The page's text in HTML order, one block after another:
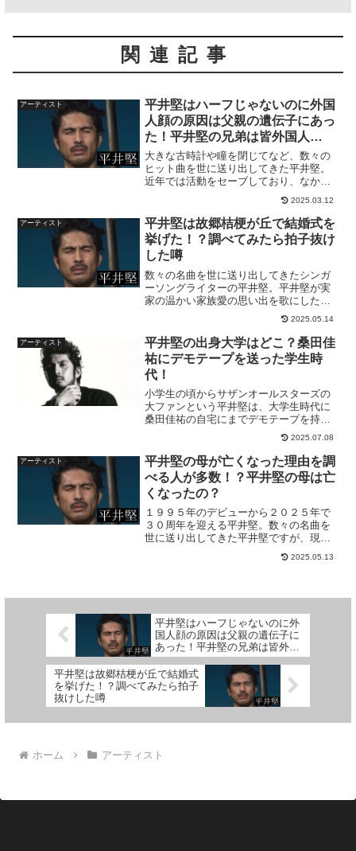
関連記事
アーティスト
平井堅はハーフじゃないのに外国
人顔の原因は父親の遺伝子にあっ
た！平井堅の兄弟は皆外国人
顔！！
大きな古時計や瞳を閉じてなど、数々の
ヒット曲を世に送り出してきた平井堅。
近年では活動をセーブしており、なかな
かその姿を見ることができない状態が続
いていて残念な限りです。平井堅といえ
ば透き通った歌声もさることながら、そ
のルックスもとても印象的...
2025.03.12
アーティスト
平井堅は故郷桔梗が丘で結婚式を
挙げた！？調べてみたら拍子抜け
した噂
数々の名曲を世に送り出してきたシンガ
ーソングライターの平井堅。平井堅が実
家の温かい家族愛の思い出を歌にした名
曲『桔梗が丘』。桔梗が丘は、平井堅の
故郷である三重県名張市にある約６００
０世帯程がくらす町の名前をそのまま曲
名にしています。平井堅に...
2025.05.14
アーティスト
平井堅の出身大学はどこ？桑田佳
祐にデモテープを送った学生時
代！
小学生の頃からサザンオールスターズの
大ファンという平井堅は、大学生時代に
桑田佳祐の自宅にまでデモテープを持っ
て行ったことがあるとか・・・そのデモ
テープの後日譚がかなり奇蹟！
2025.07.08
アーティスト
平井堅の母が亡くなった理由を調
べる人が多数！？平井堅の母は亡
くなったの？
１９９５年のデビューから２０２５年で
３０周年を迎える平井堅。数々の名曲を
世に送り出してきた平井堅ですが、現在
は活動をセーブして表舞台からは遠ざか
っている状態です。平井堅の美しい歌声
2025.05.13
平井堅はハーフじゃないのに外
国人顔の原因は父親の遺伝子に
あった！平井堅の兄弟は皆外国
人顔！！
平井堅は故郷桔梗が丘で結婚式
を挙げた！？調べてみたら拍子
抜けした噂
ホーム アーティスト